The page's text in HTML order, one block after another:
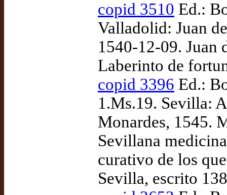
copid 3510 Ed.:
Valladolid: Juan
1540-12-09. Juan
Laberinto de
copid 3396 Ed.:
1.Ms.19. Sevilla:
Monardes, 1545.
Sevillana
curativo de los
Sevilla, escrito